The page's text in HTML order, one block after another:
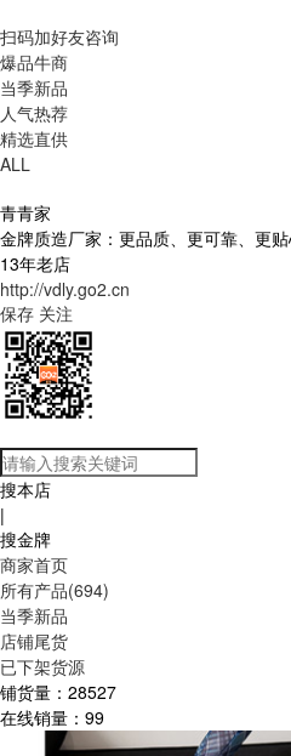
扫码加好友咨询
爆品牛商
当季新品
人气热荐
精选直供
ALL
青青家
金牌质造厂家：更品质、更可靠、更
13年老店
http://vdly.go2.cn
保存 关注
搜本店
|
搜金牌
商家首页
所有产品(694)
当季新品
店铺尾货
已下架货源
铺货量： 28527
在线销量： 99